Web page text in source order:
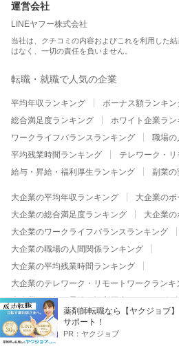
薬剤師転職なら【ヤクジョブ
サポート！
PR： ヤクジョブ
運営会社
LINEヤフー株式会社
当社は、クチコミの内容およびこれを利用した
はなく、一切の責任を負いません。
転職・就職で人気の企業
平均年収ランキング
ボーナス額ランキン
総合満足度ランキング
ホワイト企業ラン
ワークライフバランスランキング
職場の
平均残業時間ランキング
テレワーク・
給与・昇給・福利厚生ランキング
副業の
大企業の平均年収ランキング
大企業の
大企業の総合満足度ランキング
大企業
大企業のワークライフバランスランキング
大企業の職場の人間関係ランキング
大企業の平均残業時間ランキング
大企業のテレワーク・リモートワークランキ
大企業の給与・昇給・福利厚生ランキング
大企業の副業の実施率ランキング